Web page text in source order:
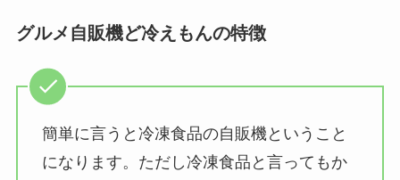
グルメ自販機ど冷えもんの特徴
簡単に言うと冷凍食品の自販機ということ
になります。ただし冷凍食品と言ってもか